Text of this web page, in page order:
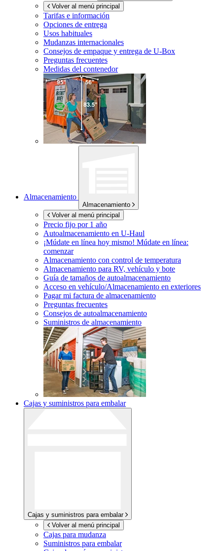
Volver al menú principal
Tarifas e información
Opciones de entrega
Usos habituales
Mudanzas internacionales
Consejos de empaque y entrega de U-Box
Preguntas frecuentes
Medidas del contenedor
Almacenamiento
Almacenamiento
Volver al menú principal
Precio fijo por 1 año
Autoalmacenamiento en U-Haul
¡Múdate en línea hoy mismo! Múdate en línea:
comenzar
Almacenamiento con control de temperatura
Almacenamiento para RV, vehículo y bote
Guía de tamaños de autoalmacenamiento
Acceso en vehículo/Almacenamiento en exteriores
Pagar mi factura de almacenamiento
Preguntas frecuentes
Consejos de autoalmacenamiento
Suministros de almacenamiento
Cajas y suministros para embalar
Cajas y suministros para embalar
Volver al menú principal
Cajas para mudanza
Suministros para embalar